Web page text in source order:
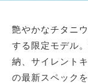
艶やかなチタニ
する限定モデル
納、サイレント
の最新スペック